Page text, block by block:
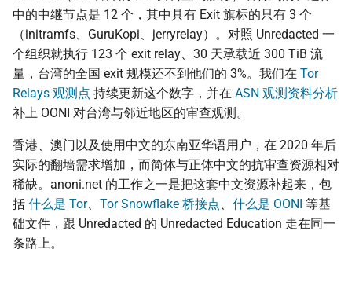
中的中继节点是 12 个，其中具有 Exit 旗标的只有 3 个
（initramfs、GuruKopi、jerryrelay）。对照 Unredacted 一
个组织就执行 123 个 exit relay、30 天承载近 300 TiB 流
量，台湾的全国 exit 规模还不到他们的 3%。我们在 Tor
Relays 观测点 持续更新这个数字，并在 ASN 观测资料分析
补上 OONI 对台湾与邻近地区的审查观测。
香港、澳门以及使用中文的东南亚华语用户，在 2020 年后
实际的翻墙需求增加，而简体与正体中文的抗审查资源相对
稀缺。anoni.net 的工作之一是把这套中文资源补起来，包
括 什么是 Tor、 Tor Snowflake 桥接点、 什么是 OONI 等基
础文件，跟 Unredacted 的 Unredacted Education 走在同一
条路上。